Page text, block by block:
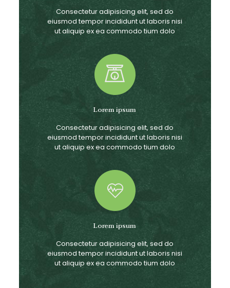
Consectetur adipisicing elit, sed do
eiusmod tempor incididunt ut laboris nisi
ut aliquip ex ea commodo tium dolo
Lorem ipsum
Consectetur adipisicing elit, sed do
eiusmod tempor incididunt ut laboris nisi
ut aliquip ex ea commodo tium dolo
Lorem ipsum
Consectetur adipisicing elit, sed do
eiusmod tempor incididunt ut laboris nisi
ut aliquip ex ea commodo tium dolo